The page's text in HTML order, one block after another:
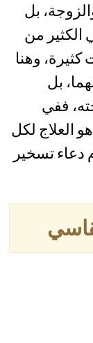
بل
الكثير من
وهنا
بل
ففي
العلاج لكل
دعاء تسخير